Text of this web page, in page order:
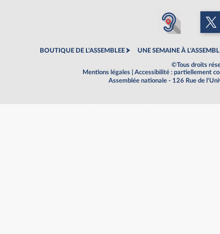
BOUTIQUE DE L'ASSEMBLEE UNE SEMAINE À
©Tous droits
Mentions légales
Accessibilité : partiellement
Assemblée nationale - 126 Rue de